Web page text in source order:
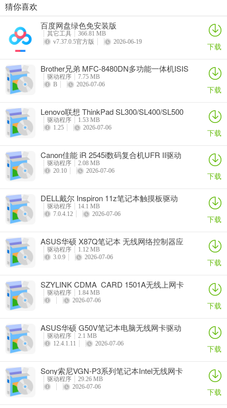
奥睿科PAS3062-2E/PAS3062-2S/PAS3064-2S2E系列扩展卡驱动
详情
Canon佳能 PowerShot A310 WIA驱动
详情
AMD Mobility Radeon HD 2000/HD 3000/HD 4000/HD 5000系列移动显卡催化剂驱动
映泰Hi-Fi H77S 5.x主板BIOS
猜你喜欢
百度网盘绿色免安装版
其它工具
366.81 MB
v7.37.0.5官方版
2026-06-19 下载
Brother兄弟 MFC-8480DN多功能一体机ISIS
驱动
驱动程序
7.75 MB
B
2026-07-06 下载
Lenovo联想 ThinkPad SL300/SL400/SL500
笔记本BIOS
驱动程序
1.53 MB
1.25
2026-07-06 下载
Canon佳能 iR 2545i数码复合机UFR II驱动
驱动程序
2.08 MB
20.10
2026-07-06 下载
DELL戴尔 Inspiron 11z笔记本触摸板驱动
驱动程序
14.1 MB
7.0.4.12
2026-07-06 下载
ASUS华硕 X87Q笔记本 无线网络控制器应
用程序
驱动程序
1.12 MB
3.0.9
2026-07-06 下载
SZYLINK CDMA_CARD 1501A无线上网卡
驱动程序
1.84 MB
2026-07-06
下载
ASUS华硕 G50V笔记本电脑无线网卡驱动
驱动程序
2.1 MB
12.4.1.11
2026-07-06 下载
Sony索尼VGN-P3系列笔记本Intel无线网卡
驱动
驱动程序
29.26 MB
2026-07-06
下载